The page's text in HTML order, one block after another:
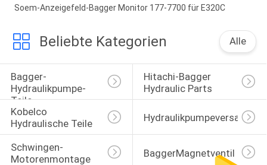
Soem-Anzeigefeld-Bagger Monitor 177-7700 für E320C
Beliebte Kategorien Alle
Bagger-
Hydraulikpumpe-
Teile
Hitachi-Bagger
Hydraulic Parts
Kobelco
Hydraulische Teile
Schwingen-
Motorenmontage
BaggerMagnetventil